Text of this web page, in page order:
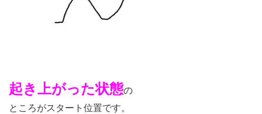
起き上がった状態の
ところがスタート位置です。